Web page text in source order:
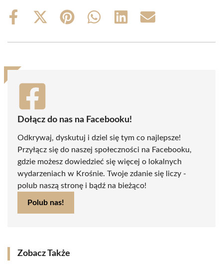
Share
Share
(Twitter)
Share
Share
Share
Share
Dołącz do nas na Facebooku!
Odkrywaj, dyskutuj i dziel się tym co najlepsze!
Przyłącz się do naszej społeczności na Facebooku,
gdzie możesz dowiedzieć się więcej o lokalnych
wydarzeniach w Krośnie. Twoje zdanie się liczy -
polub naszą stronę i bądź na bieżąco!
Polub nas!
Zobacz Także